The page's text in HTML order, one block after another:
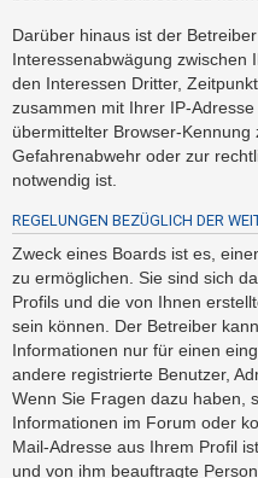
i
v
e
T
h
e
m
e
n
S
u
c
h
e
Darüber hinaus ist der
Interessenabwägung zwischen
den Interessen Dritter,
zusammen mit Ihrer IP-
übermittelter Browser-
Gefahrenabwehr oder zur
notwendig ist.
REGELUNGEN BEZÜGLICH DER
Zweck eines Boards ist es,
zu ermöglichen. Sie sind sich
Profils und die von Ihnen
sein können. Der Betreiber
Informationen nur für einen
andere registrierte Benutzer,
Wenn Sie Fragen dazu haben,
Informationen im Forum oder
Mail-Adresse aus Ihrem Profil
und von ihm beauftragte